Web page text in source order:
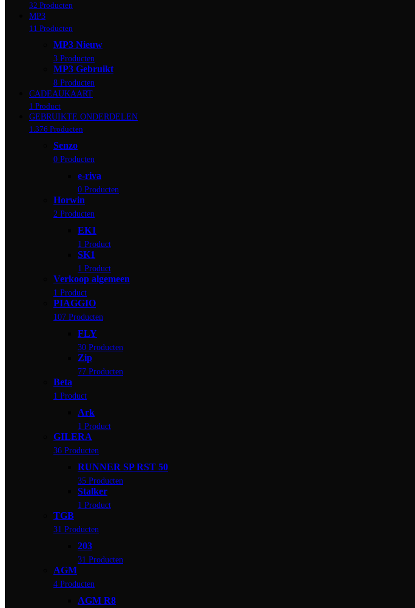
32 Producten
MP3
11 Producten
MP3 Nieuw
3 Producten
MP3 Gebruikt
8 Producten
CADEAUKAART
1 Product
GEBRUIKTE ONDERDELEN
1.376 Producten
Senzo
0 Producten
e-riva
0 Producten
Horwin
2 Producten
EK1
1 Product
SK1
1 Product
Verkoop algemeen
1 Product
PIAGGIO
107 Producten
FLY
30 Producten
Zip
77 Producten
Beta
1 Product
Ark
1 Product
GILERA
36 Producten
RUNNER SP RST 50
35 Producten
Stalker
1 Product
TGB
31 Producten
203
31 Producten
AGM
4 Producten
AGM R8